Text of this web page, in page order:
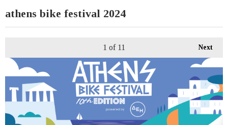
athens bike festival 2024
Next
1 of 11